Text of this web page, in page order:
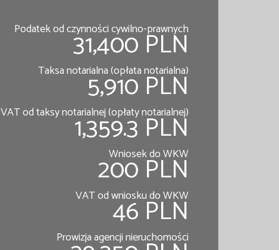
Podatek od czynności cywilno-prawnych
31,400 PLN
Taksa notarialna (opłata notarialna)
5,910 PLN
VAT od taksy notarialnej (opłaty notarialnej)
1,359.3 PLN
Wniosek do WKW
200 PLN
VAT od wniosku do WKW
46 PLN
Prowizja agencji nieruchomości